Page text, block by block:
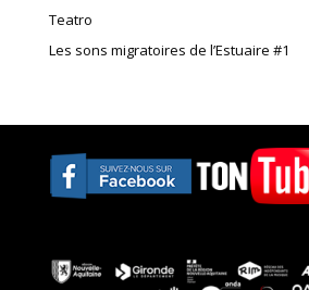
Teatro
Les sons migratoires de l’Estuaire #1